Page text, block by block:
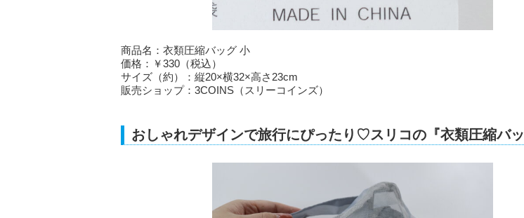
商品名：衣類圧縮バッグ 小
価格：￥330（税込）
サイズ（約）：縦20×横32×高さ23cm
販売ショップ：3COINS（スリーコインズ）
おしゃれデザインで旅行にぴったり♡スリコの『衣類圧縮バッ